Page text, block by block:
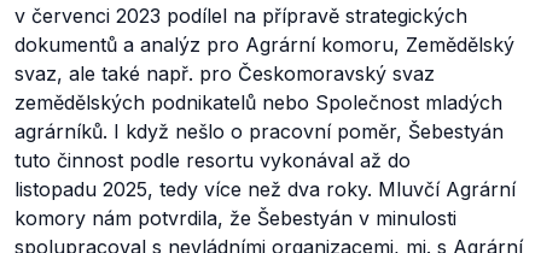
v červenci 2023 podílel na přípravě strategických
dokumentů a analýz pro Agrární komoru, Zemědělský
svaz, ale také např. pro Českomoravský svaz
zemědělských podnikatelů nebo Společnost mladých
agrárníků. I když nešlo o pracovní poměr, Šebestyán
tuto činnost podle resortu vykonával až do
listopadu 2025, tedy více než dva roky. Mluvčí Agrární
komory nám potvrdila, že Šebestyán v minulosti
spolupracoval s nevládními organizacemi, mj. s Agrární